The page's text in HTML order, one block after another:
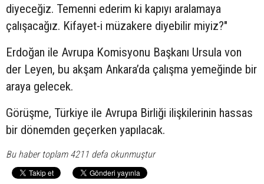
diyeceğiz. Temenni ederim ki kapıyı aralamaya
çalışacağız. Kifayet-i müzakere diyebilir miyiz?"
Erdoğan ile Avrupa Komisyonu Başkanı Ursula von
der Leyen, bu akşam Ankara’da çalışma yemeğinde bir
araya gelecek.
Görüşme, Türkiye ile Avrupa Birliği ilişkilerinin hassas
bir dönemden geçerken yapılacak.
Bu haber toplam 4211 defa okunmuştur